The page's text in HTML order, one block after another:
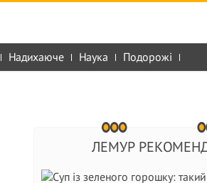
Надихаюче Наука Подорожі
ЛЕМУР